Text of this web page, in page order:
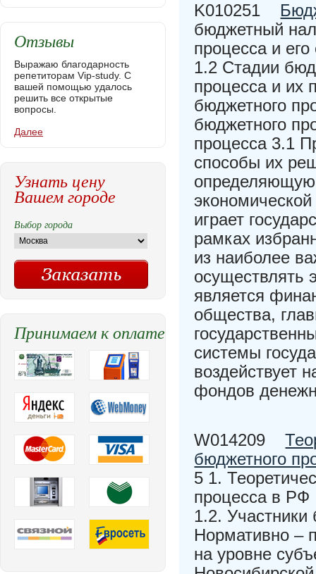
K010251
бюджетный
процесса и
1.2 Стадии
процесса и их
бюджетного
бюджетного
процесса 3.1
способы их
определяющую
играет
рамках
из наиболее
осуществлять
является
общества,
системы
воздействует
фондов
W014209
бюджетного
5 1.
процесса в РФ
1.2.
Нормативно –
на уровне
Отзывы
Выражаю благодарность
репетиторам Vip-study. С
вашей помощью удалось
решить все открытые
вопросы.
Далее
Узнать цену
Вашем городе
Выбор города
Принимаем к оплате